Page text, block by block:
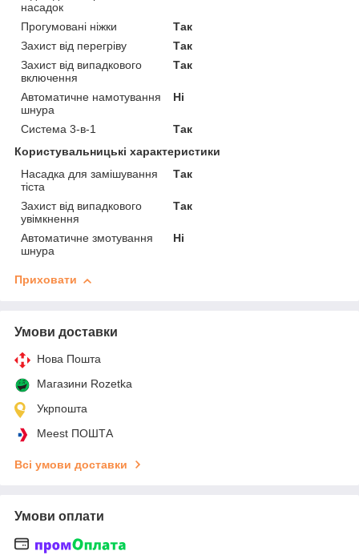
насадок
Прогумовані ніжки
Так
Захист від перегріву
Так
Захист від випадкового
включення
Так
Автоматичне намотування
шнура
Ні
Система 3-в-1
Так
Користувальницькі характеристики
Насадка для замішування
тіста
Так
Захист від випадкового
увімкнення
Так
Автоматичне змотування
шнура
Ні
Приховати
Умови доставки
Нова Пошта
Магазини Rozetka
Укрпошта
Meest ПОШТА
Всі умови доставки
Умови оплати